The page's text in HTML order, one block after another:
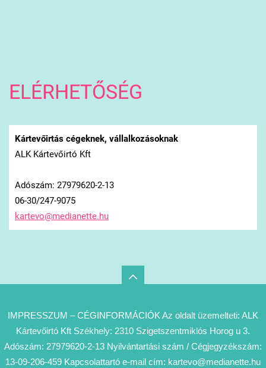
ELÉRHETŐSÉG
Kártevőirtás cégeknek, vállalkozásoknak
ALK Kártevőirtó Kft
Adószám: 27979620-2-13
06-30/247-9075
kartevo@medianette.hu
IMPRESSZUM – CÉGINFORMÁCIÓK Az oldalt üzemelteti: ALK
Kártevőirtó Kft Székhely: 2310 Szigetszentmiklós Horog u 3.
Adószám: 27979620-2-13 Nyilvántartási szám / Cégjegyzékszám:
13-09-206-459 Kapcsolattartó e-mail cím: kartevo@medianette.hu